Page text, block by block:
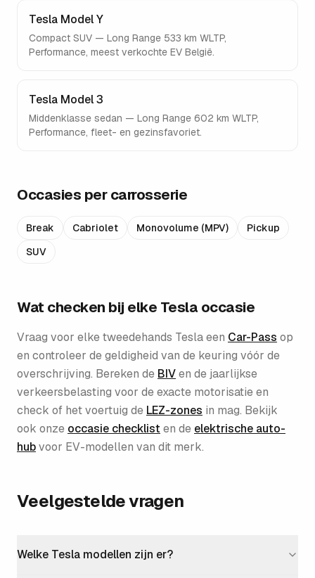
Tesla Model Y
Compact SUV — Long Range 533 km WLTP,
Performance, meest verkochte EV België.
Tesla Model 3
Middenklasse sedan — Long Range 602 km WLTP,
Performance, fleet- en gezinsfavoriet.
Occasies per carrosserie
Break Cabriolet Monovolume (MPV)
Pickup
SUV
Wat checken bij elke Tesla occasie
Vraag voor elke tweedehands Teslaeen Car-Pass op
en controleer de geldigheid van de keuring vóór de
overschrijving. Bereken de BIVen de jaarlijkse
verkeersbelasting voor de exacte motorisatie en
check of het voertuig de LEZ-zones in mag. Bekijk
ook onze occasie checklist en de elektrische auto-
hubvoor EV-modellen van dit merk.
Veelgestelde vragen
Welke Tesla modellen zijn er?